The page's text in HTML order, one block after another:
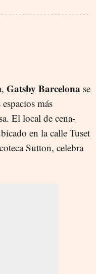
Gatsby Barcelona se
más
El local de cena-
en la calle Tuset
Sutton, celebra